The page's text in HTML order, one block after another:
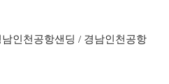
인천공항샌딩 / 경남인천공항